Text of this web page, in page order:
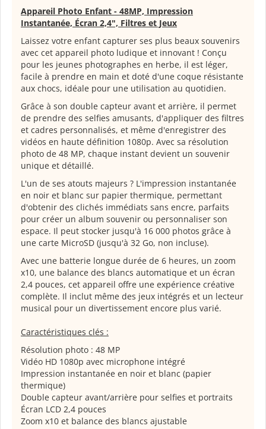
Appareil Photo Enfant - 48MP, Impression
Instantanée, Écran 2,4", Filtres et Jeux
Laissez votre enfant capturer ses plus beaux souvenirs
avec cet appareil photo ludique et innovant ! Conçu
pour les jeunes photographes en herbe, il est léger,
facile à prendre en main et doté d'une coque résistante
aux chocs, idéale pour une utilisation au quotidien.
Grâce à son double capteur avant et arrière, il permet
de prendre des selfies amusants, d'appliquer des filtres
et cadres personnalisés, et même d'enregistrer des
vidéos en haute définition 1080p. Avec sa résolution
photo de 48 MP, chaque instant devient un souvenir
unique et détaillé.
L'un de ses atouts majeurs ? L'impression instantanée
en noir et blanc sur papier thermique, permettant
d'obtenir des clichés immédiats sans encre, parfaits
pour créer un album souvenir ou personnaliser son
espace. Il peut stocker jusqu'à 16 000 photos grâce à
une carte MicroSD (jusqu'à 32 Go, non incluse).
Avec une batterie longue durée de 6 heures, un zoom
x10, une balance des blancs automatique et un écran
2,4 pouces, cet appareil offre une expérience créative
complète. Il inclut même des jeux intégrés et un lecteur
musical pour un divertissement encore plus varié.
Caractéristiques clés :
Résolution photo : 48 MP
Vidéo HD 1080p avec microphone intégré
Impression instantanée en noir et blanc (papier
thermique)
Double capteur avant/arrière pour selfies et portraits
Écran LCD 2,4 pouces
Zoom x10 et balance des blancs ajustable